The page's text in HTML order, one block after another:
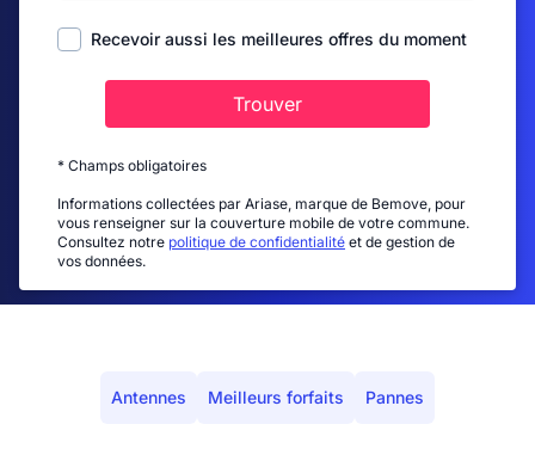
Recevoir aussi les meilleures offres du moment
Trouver
* Champs obligatoires
Informations collectées par Ariase, marque de Bemove, pour
vous renseigner sur la couverture mobile de votre commune.
Consultez notre politique de confidentialité et de gestion de
vos données.
Antennes Meilleurs forfaits Pannes